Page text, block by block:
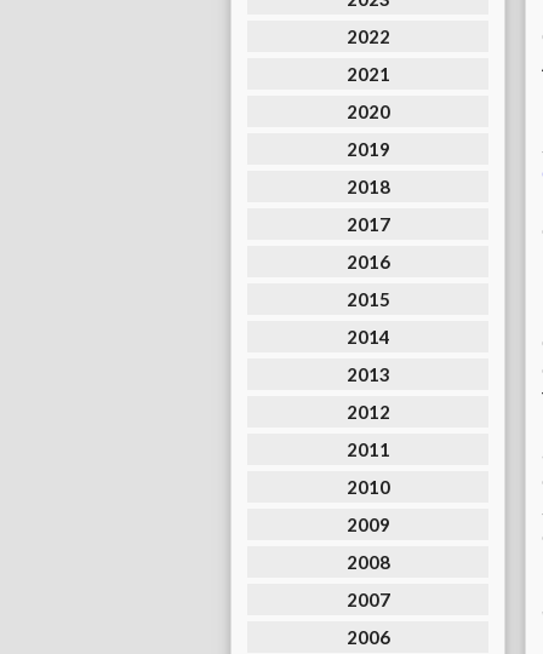
2022
2021
2020
2019
2018
2017
2016
2015
2014
2013
2012
2011
2010
2009
2008
2007
2006